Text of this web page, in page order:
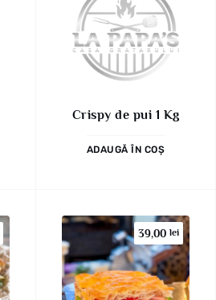
Crispy de pui 1 Kg
ADAUGĂ ÎN COȘ
39,00lei